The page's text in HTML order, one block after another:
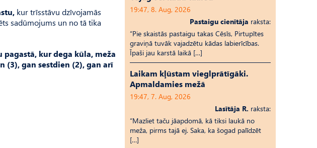
kur trīsstāvu dzīvojamās
sadūmojums un no tā tika
kur dega kūla, meža
(3), gan sestdien (2), gan arī
19:47, 8. Aug, 2026
Pastaigu cienītāja raksta:
“Pie skaistās pastaigu takas Cēsīs, Pirtupītes
graviņā tuvāk vajadzētu kādas labierīcības.
Īpaši jau karstā laikā […]
Laikam kļūstam vieglprātīgāki.
Apmaldamies mežā
19:47, 7. Aug, 2026
Lasītāja R. raksta:
“Mazliet taču jāapdomā, kā tiksi laukā no
meža, pirms tajā ej. Saka, ka šogad palīdzēt
[…]